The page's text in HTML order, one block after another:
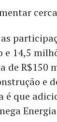
14,5
de R$150
e
que